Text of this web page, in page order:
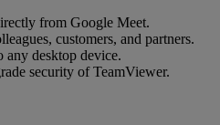
from Google Meet.
customers, and partners.
any desktop device.
security of TeamViewer.